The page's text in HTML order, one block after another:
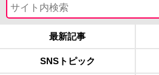
最新記事
SNSトピック